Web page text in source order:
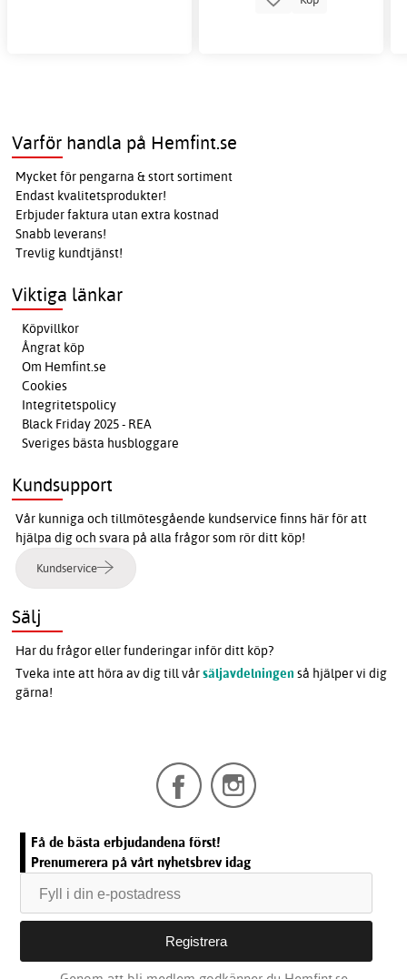
Varför handla på Hemfint.se
Mycket för pengarna & stort sortiment
Endast kvalitetsprodukter!
Erbjuder faktura utan extra kostnad
Snabb leverans!
Trevlig kundtjänst!
Viktiga länkar
Köpvillkor
Ångrat köp
Om Hemfint.se
Cookies
Integritetspolicy
Black Friday 2025 - REA
Sveriges bästa husbloggare
Kundsupport
Vår kunniga och tillmötesgående kundservice finns här för att
hjälpa dig och svara på alla frågor som rör ditt köp!
Kundservice
Sälj
Har du frågor eller funderingar inför ditt köp?
Tveka inte att höra av dig till vårsäljavdelningen så hjälper vi dig
gärna!
Få de bästa erbjudandena först!
Prenumerera på vårt nyhetsbrev idag